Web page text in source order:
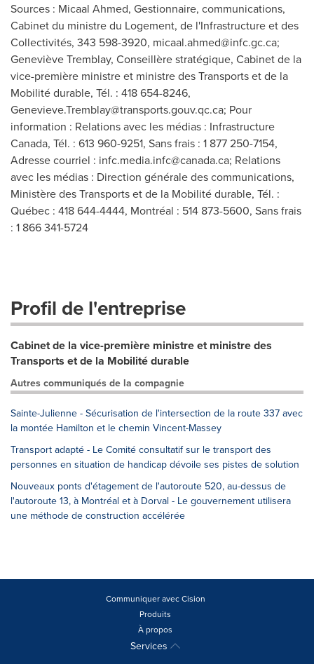
Sources : Micaal Ahmed, Gestionnaire, communications,
Cabinet du ministre du Logement, de l'Infrastructure et des
Collectivités, 343 598-3920, micaal.ahmed@infc.gc.ca;
Geneviève Tremblay, Conseillère stratégique, Cabinet de la
vice-première ministre et ministre des Transports et de la
Mobilité durable, Tél. : 418 654-8246,
Genevieve.Tremblay@transports.gouv.qc.ca; Pour
information : Relations avec les médias : Infrastructure
Canada, Tél. : 613 960-9251, Sans frais : 1 877 250-7154,
Adresse courriel : infc.media.infc@canada.ca; Relations
avec les médias : Direction générale des communications,
Ministère des Transports et de la Mobilité durable, Tél. :
Québec : 418 644-4444, Montréal : 514 873-5600, Sans frais
: 1 866 341-5724
Profil de l'entreprise
Cabinet de la vice-première ministre et ministre des
Transports et de la Mobilité durable
Autres communiqués de la compagnie
Sainte-Julienne - Sécurisation de l'intersection de la route 337 avec
la montée Hamilton et le chemin Vincent-Massey
Transport adapté - Le Comité consultatif sur le transport des
personnes en situation de handicap dévoile ses pistes de solution
Nouveaux ponts d'étagement de l'autoroute 520, au-dessus de
l'autoroute 13, à Montréal et à Dorval - Le gouvernement utilisera
une méthode de construction accélérée
Communiquer avec Cision
Produits
À propos
Services